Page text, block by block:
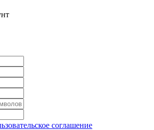
соглашение